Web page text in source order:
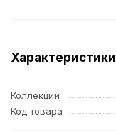
Характеристики
Коллекции
Код товара